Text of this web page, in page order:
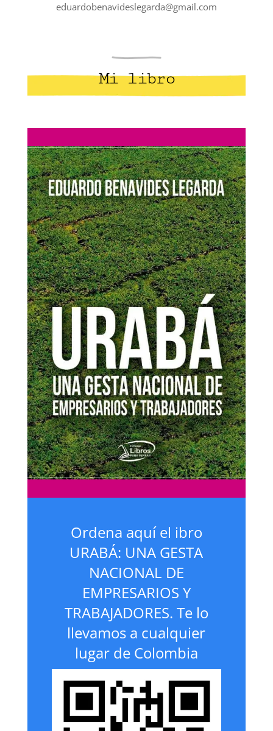
eduardobenavideslegarda@gmail.com
Mi libro
Ordena aquí el ibro
URABÁ: UNA GESTA
NACIONAL DE
EMPRESARIOS Y
TRABAJADORES. Te lo
llevamos a cualquier
lugar de Colombia